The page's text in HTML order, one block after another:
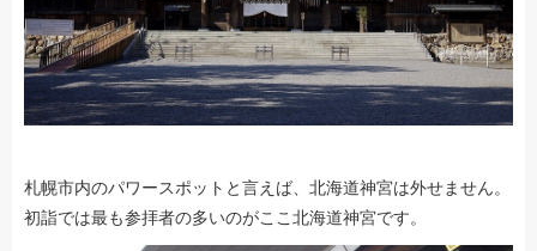
札幌市内のパワースポットと言えば、北海道神宮は外せません。
初詣では最も参拝者の多いのがここ北海道神宮です。